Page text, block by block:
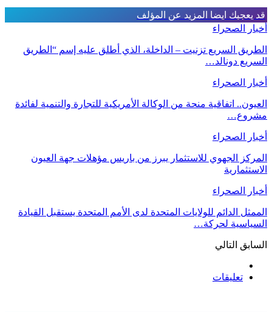
قد يعجبك ايضا المزيد عن المؤلف
أخبار الصحراء
الطريق السريع تزنيت – الداخلة، الذي أطلق عليه إسم “الطريق
السريع دونالد…
أخبار الصحراء
العيون.. اتفاقية منحة من الوكالة الأمريكية للتجارة والتنمية لفائدة
مشروع…
أخبار الصحراء
المركز الجهوي للاستثمار يبرز من باريس مؤهلات جهة العيون
الاستثمارية
أخبار الصحراء
الممثل الدائم للولايات المتحدة لدى الأمم المتحدة يستقبل القيادة
السياسية لحركة…
السابق التالي
تعليقات